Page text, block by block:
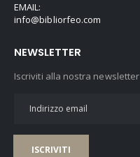
EMAIL:
info@bibliorfeo.com
NEWSLETTER
Iscriviti alla nostra newsletter
ISCRIVITI